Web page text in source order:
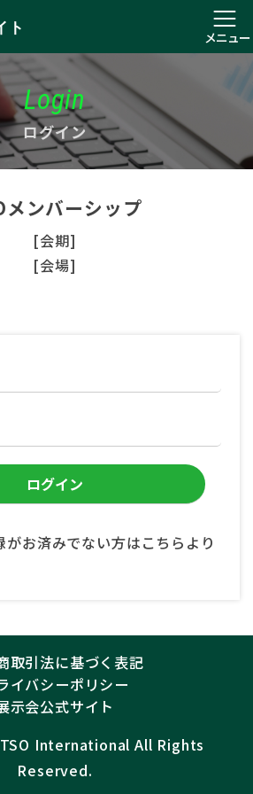
ト
メニュー
Login
ログイン
メンバーシップ
[会期]
[会場]
がお済みでない方はこちらより
取引法に基づく表記
イバシーポリシー
示会公式サイト
TSO International All Rights
Reserved.